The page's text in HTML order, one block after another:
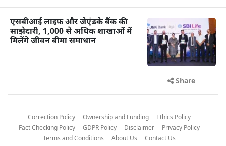
एसबीआई लाइफ और जेएंडके बैंक की
साझेदारी, 1,000 से अधिक शाखाओं में
मिलेंगे जीवन बीमा समाधान
Share
Correction Policy Ownership and Funding
Ethics Policy
Fact Checking Policy
GDPR Policy Disclaimer
Privacy Policy
Terms and Conditions
About Us Contact Us